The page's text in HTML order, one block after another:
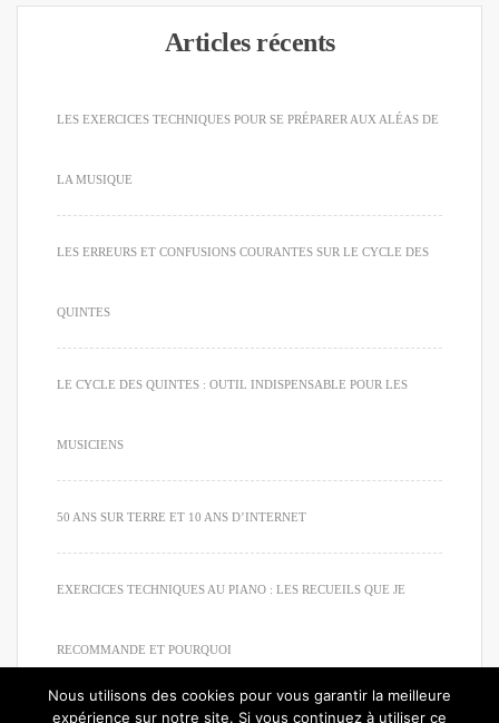
Articles récents
LES EXERCICES TECHNIQUES POUR SE PRÉPARER AUX ALÉAS DE
LA MUSIQUE
LES ERREURS ET CONFUSIONS COURANTES SUR LE CYCLE DES
QUINTES
LE CYCLE DES QUINTES : OUTIL INDISPENSABLE POUR LES
MUSICIENS
50 ANS SUR TERRE ET 10 ANS D’INTERNET
EXERCICES TECHNIQUES AU PIANO : LES RECUEILS QUE JE
RECOMMANDE ET POURQUOI
Nous utilisons des cookies pour vous garantir la meilleure
expérience sur notre site. Si vous continuez à utiliser ce